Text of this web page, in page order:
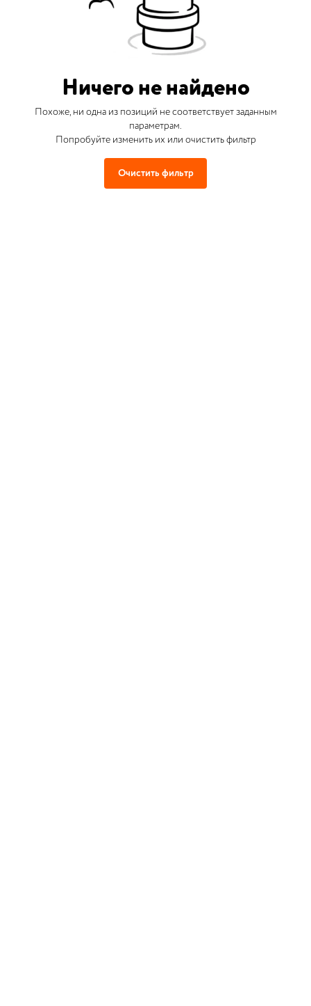
Ничего не найдено
Похоже, ни одна из позиций не соответствует заданным
параметрам.
Попробуйте изменить их или очистить фильтр
Очистить фильтр